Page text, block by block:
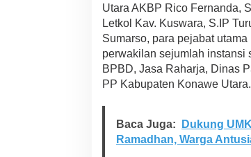
p
a
t
A
n
o
0
2
Utara AKBP Rico Fernanda,
Letkol Kav. Kuswara, S.IP
Sumarso, para pejabat
perwakilan sejumlah instansi
BPBD, Jasa Raharja, Dinas
PP Kabupaten Konawe Utara.
Baca Juga:
Dukung
Ramadhan, Warga